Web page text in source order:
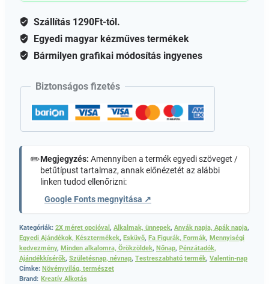
Valentin
mennyiség
Szállítás 1290Ft-tól.
Egyedi magyar kézműves termékek
Bármilyen grafikai módosítás ingyenes
Biztonságos fizetés
✏️Megjegyzés: Amennyiben a termék egyedi szöveget /
betűtípust tartalmaz, annak előnézetét az alábbi
linken tudod ellenőrizni:
Google Fonts megnyitása ↗
Kategóriák: 2X méret opcióval , Alkalmak, ünnepek, Anyák napja, Apák napja,
Egyedi Ajándékok, Késztermékek, Esküvő, Fa Figurák, Formák, Mennyiségi
kedvezmény, Minden alkalomra, Örökzöldek, Nőnap, Pénzátadók,
Ajándékkísérők, Születésnap, névnap, Testreszabható termék, Valentin-nap
Címke: Növényvilág, természet
Brand: Kreatív Alkotás